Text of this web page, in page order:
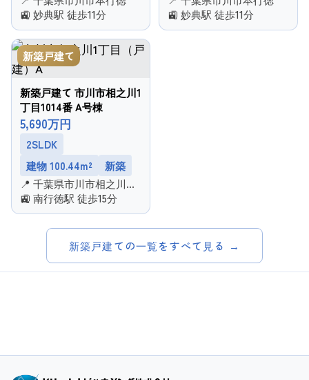
🚉 妙典駅 徒歩11分
🚉 妙典駅 徒歩11分
新築戸建て
新築戸建て 市川市相之川1
丁目1014番 A号棟
5,690万円
2SLDK
建物 100.44m²
新築
📍 千葉県市川市相之川１
丁目
🚉 南行徳駅 徒歩15分
新築戸建ての一覧をすべて見る →